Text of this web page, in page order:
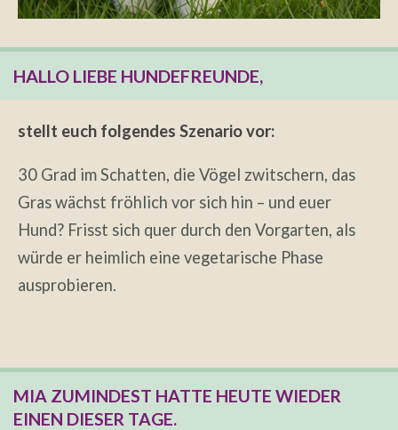
HALLO LIEBE HUNDEFREUNDE,
stellt euch folgendes Szenario vor:
30 Grad im Schatten, die Vögel zwitschern, das
Gras wächst fröhlich vor sich hin – und euer
Hund? Frisst sich quer durch den Vorgarten, als
würde er heimlich eine vegetarische Phase
ausprobieren.
MIA ZUMINDEST HATTE HEUTE WIEDER
EINEN DIESER TAGE.